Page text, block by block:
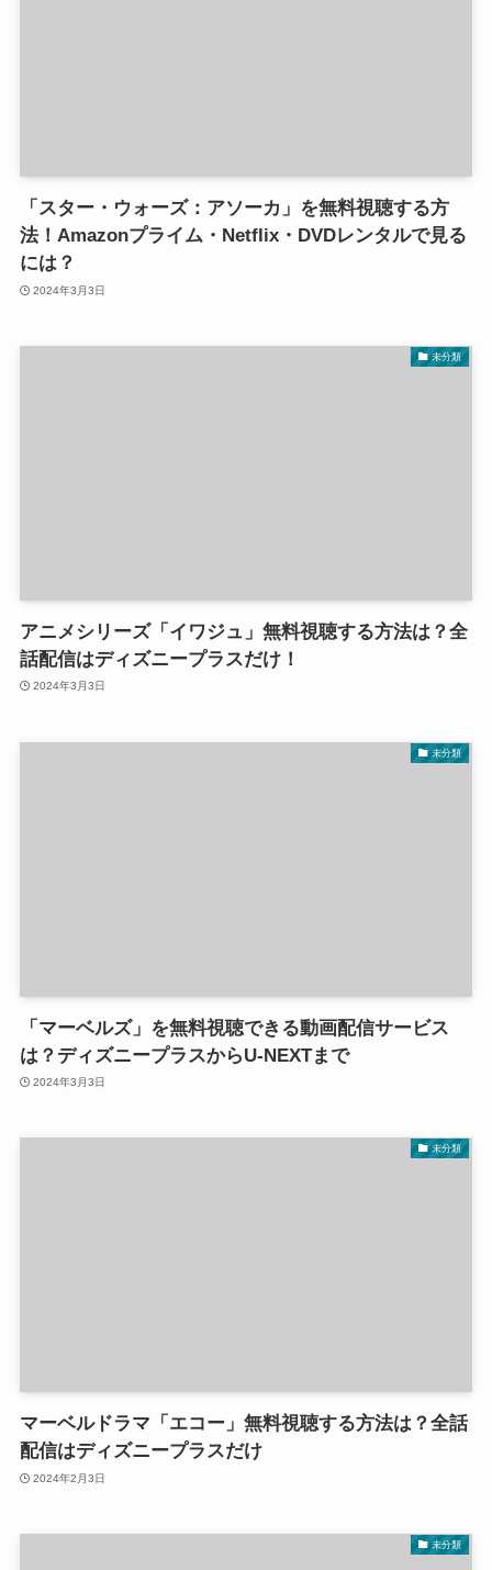
「スター・ウォーズ：アソーカ」を無料視聴する方
法！Amazonプライム・Netflix・DVDレンタルで見る
には？
2024年3月3日
未分類
アニメシリーズ「イワジュ」無料視聴する方法は？全
話配信はディズニープラスだけ！
2024年3月3日
未分類
「マーベルズ」を無料視聴できる動画配信サービス
は？ディズニープラスからU-NEXTまで
2024年3月3日
未分類
マーベルドラマ「エコー」無料視聴する方法は？全話
配信はディズニープラスだけ
2024年2月3日
未分類